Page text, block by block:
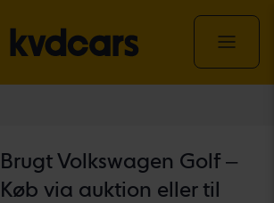
Brugt Volkswagen Golf –
Køb via auktion eller til